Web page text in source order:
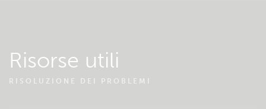
Risorse utili
RISOLUZIONE DEI PROBLEMI